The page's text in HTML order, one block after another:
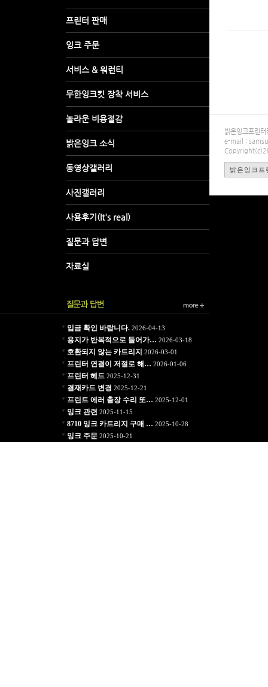
* 입금 확인 바랍니다.2026-04-13
* 용지가 반복적으로 들어가… 2026-03-18
* 호환되지 않는 카트리지 2026-03-01
* 프린터 연결이 저절로 해… 2026-01-06
* 프린터 헤드 2025-12-31
* 결재카드 변경 2025-12-21
* 프린트 에러 출장 수리 또… 2025-12-01
* 잉크 관련 2025-11-15
* 8710 잉크 카트리지 구매 … 2025-10-28
* 잉크 주문2025-10-21
밝은잉크프
e-mail :
밝은잉크프